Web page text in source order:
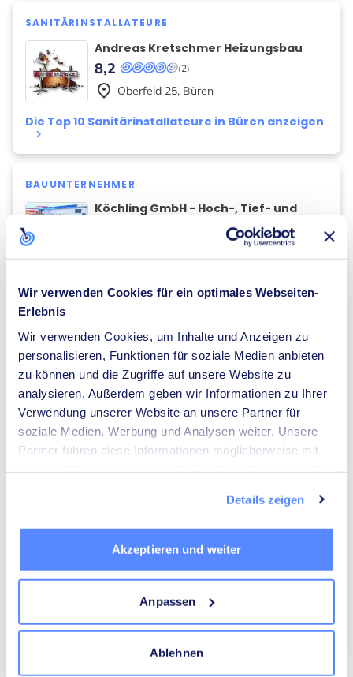
Wir verwenden Cookies für ein optimales Webseiten-
Erlebnis
Wir verwenden Cookies, um Inhalte und Anzeigen zu
personalisieren, Funktionen für soziale Medien anbieten
zu können und die Zugriffe auf unsere Website zu
analysieren. Außerdem geben wir Informationen zu Ihrer
Verwendung unserer Website an unsere Partner für
soziale Medien, Werbung und Analysen weiter. Unsere
Partner führen diese Informationen möglicherweise mit
Details zeigen
Akzeptieren und weiter
Anpassen
Ablehnen
SANITÄRINSTALLATEURE
Andreas Kretschmer Heizungsbau
(2)
8,2
Die Top 10 Sanitärinstallateure in Büren anzeigen
keyboard_arrow_right
place Oberfeld 25, Büren
BAUUNTERNEHMER
Köchling GmbH - Hoch-, Tief- und
Stahlbetonbau
Die Top 10 Bauunternehmer in Büren anzeigen
place
KLIMATECHNIKER
SW + Becker GmbH & Co. KG,
Heizungs- und Sanitärbetrieb
8,1
Die Top 10 Klimatechniker in Büren anzeigen keyboard_arrow_right
place Werkstraße 26, Büren
Euronics
8,1
Werkstraße